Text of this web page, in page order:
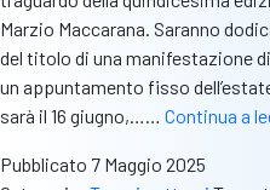
Marzio Maccarana. Saranno
del titolo di una manifestazione
un appuntamento fisso
sarà il 16 giugno,…… Continua a
Pubblicato 7 Maggio 2025